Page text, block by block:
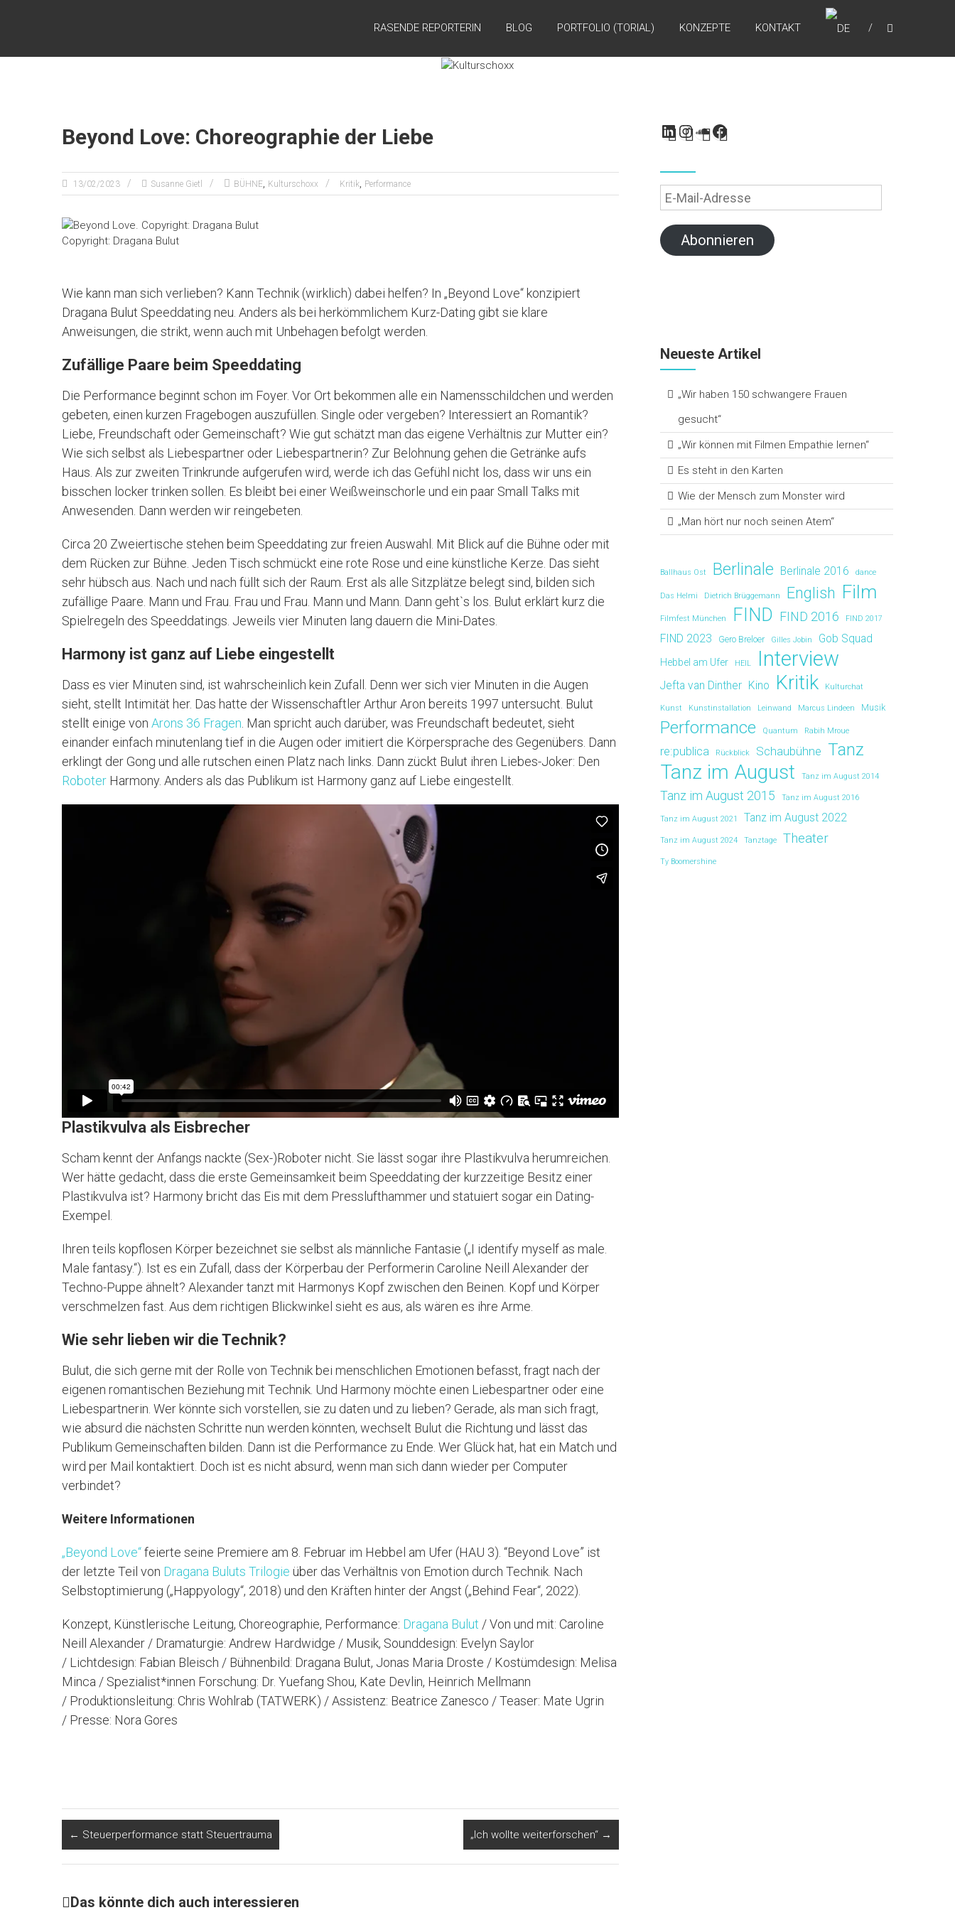
RASENDE REPORTERIN BLOG PORTFOLIO (TORIAL) KONZEPTE KONTAKT
Beyond Love: Choreographie der Liebe
13/02/2023 Susanne Gietl BÜHNE, Kulturschoxx Kritik, Performance
Copyright: Dragana Bulut
Wie kann man sich verlieben? Kann Technik (wirklich) dabei helfen? In „Beyond Love“ konzipiert
Dragana Bulut Speeddating neu. Anders als bei herkömmlichem Kurz-Dating gibt sie klare
Anweisungen, die strikt, wenn auch mit Unbehagen befolgt werden.
Zufällige Paare beim Speeddating
Die Performance beginnt schon im Foyer. Vor Ort bekommen alle ein Namensschildchen und werden
gebeten, einen kurzen Fragebogen auszufüllen. Single oder vergeben? Interessiert an Romantik?
Liebe, Freundschaft oder Gemeinschaft? Wie gut schätzt man das eigene Verhältnis zur Mutter ein?
Wie sich selbst als Liebespartner oder Liebespartnerin? Zur Belohnung gehen die Getränke aufs
Haus. Als zur zweiten Trinkrunde aufgerufen wird, werde ich das Gefühl nicht los, dass wir uns ein
bisschen locker trinken sollen. Es bleibt bei einer Weißweinschorle und ein paar Small Talks mit
Anwesenden. Dann werden wir reingebeten.
Circa 20 Zweiertische stehen beim Speeddating zur freien Auswahl. Mit Blick auf die Bühne oder mit
dem Rücken zur Bühne. Jeden Tisch schmückt eine rote Rose und eine künstliche Kerze. Das sieht
sehr hübsch aus. Nach und nach füllt sich der Raum. Erst als alle Sitzplätze belegt sind, bilden sich
zufällige Paare. Mann und Frau. Frau und Frau. Mann und Mann. Dann geht`s los. Bulut erklärt kurz die
Spielregeln des Speeddatings. Jeweils vier Minuten lang dauern die Mini-Dates.
Harmony ist ganz auf Liebe eingestellt
Dass es vier Minuten sind, ist wahrscheinlich kein Zufall. Denn wer sich vier Minuten in die Augen
sieht, stellt Intimität her. Das hatte der Wissenschaftler Arthur Aron bereits 1997 untersucht. Bulut
stellt einige von Arons 36 Fragen . Man spricht auch darüber, was Freundschaft bedeutet, sieht
einander einfach minutenlang tief in die Augen oder imitiert die Körpersprache des Gegenübers. Dann
erklingt der Gong und alle rutschen einen Platz nach links. Dann zückt Bulut ihren Liebes-Joker: Den
Roboter Harmony. Anders als das Publikum ist Harmony ganz auf Liebe eingestellt.
Plastikvulva als Eisbrecher
Scham kennt der Anfangs nackte (Sex-)Roboter nicht. Sie lässt sogar ihre Plastikvulva herumreichen.
Wer hätte gedacht, dass die erste Gemeinsamkeit beim Speeddating der kurzzeitige Besitz einer
Plastikvulva ist? Harmony bricht das Eis mit dem Presslufthammer und statuiert sogar ein Dating-
Exempel.
Ihren teils kopflosen Körper bezeichnet sie selbst als männliche Fantasie („I identify myself as male.
Male fantasy.“). Ist es ein Zufall, dass der Körperbau der Performerin Caroline Neill Alexander der
Techno-Puppe ähnelt? Alexander tanzt mit Harmonys Kopf zwischen den Beinen. Kopf und Körper
verschmelzen fast. Aus dem richtigen Blickwinkel sieht es aus, als wären es ihre Arme.
Wie sehr lieben wir die Technik?
Bulut, die sich gerne mit der Rolle von Technik bei menschlichen Emotionen befasst, fragt nach der
eigenen romantischen Beziehung mit Technik. Und Harmony möchte einen Liebespartner oder eine
Liebespartnerin. Wer könnte sich vorstellen, sie zu daten und zu lieben? Gerade, als man sich fragt,
wie absurd die nächsten Schritte nun werden könnten, wechselt Bulut die Richtung und lässt das
Publikum Gemeinschaften bilden. Dann ist die Performance zu Ende. Wer Glück hat, hat ein Match und
wird per Mail kontaktiert. Doch ist es nicht absurd, wenn man sich dann wieder per Computer
verbindet?
Weitere Informationen
„Beyond Love“feierte seine Premiere am 8. Februar im Hebbel am Ufer (HAU 3). “Beyond Love” ist
der letzte Teil von Dragana Buluts Trilogie über das Verhältnis von Emotion durch Technik. Nach
Selbstoptimierung („Happyology“, 2018) und den Kräften hinter der Angst („Behind Fear“, 2022).
Konzept, Künstlerische Leitung, Choreographie, Performance: Dragana Bulut / Von und mit: Caroline
Neill Alexander / Dramaturgie: Andrew Hardwidge / Musik, Sounddesign: Evelyn Saylor
/ Lichtdesign: Fabian Bleisch / Bühnenbild: Dragana Bulut, Jonas Maria Droste / Kostümdesign: Melisa
Minca / Spezialist*innen Forschung: Dr. Yuefang Shou, Kate Devlin, Heinrich Mellmann
/ Produktionsleitung: Chris Wohlrab (TATWERK) / Assistenz: Beatrice Zanesco / Teaser: Mate Ugrin
/ Presse: Nora Gores
k
d
t
e
t
d
e
k
e
o
n
F n
← Steuerperformance statt Steuertrauma „Ich wollte weiterforschen“ →
Das könnte dich auch interessieren
LinkedIn
Instagram
SoundCloud
Facebook
E-
Mail-
AdresseAbonnieren
Neueste Artikel
„Wir haben 150 schwangere Frauen
gesucht“
„Wir können mit Filmen Empathie lernen“
Es steht in den Karten
Wie der Mensch zum Monster wird
„Man hört nur noch seinen Atem“
Ballhaus Ost Berlinale Berlinale 2016 dance
Das Helmi Dietrich Brüggemann English Film
Filmfest München FIND FIND 2016 FIND 2017
FIND 2023 Gero Breloer Gilles Jobin Gob Squad
Hebbel am Ufer HEIL Interview
Jefta van Dinther Kino Kritik Kulturchat
Kunst Kunstinstallation Leinwand Marcus Lindeen Musik
Performance Quantum Rabih Mroue
re:publica Rückblick Schaubühne Tanz
Tanz im August Tanz im August 2014
Tanz im August 2015 Tanz im August 2016
Tanz im August 2021 Tanz im August 2022
Tanz im August 2024 Tanztage Theater
Ty Boomershine